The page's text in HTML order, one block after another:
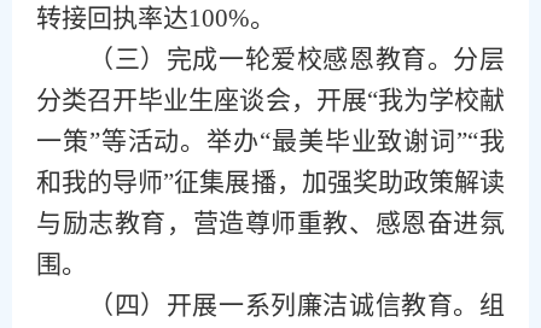
转接回执率达100%。
（ 三） 完成一轮爱校感恩教育。分层
分类召开毕业生座谈会，开展“我为学校献
一策”等活动。举办“最美毕业致谢词”“我
和我的导师”征集展播，加强奖助政策解读
与励志教育，营造尊师重教、感恩奋进氛
围。
（ 四） 开展一系列廉洁诚信教育。组